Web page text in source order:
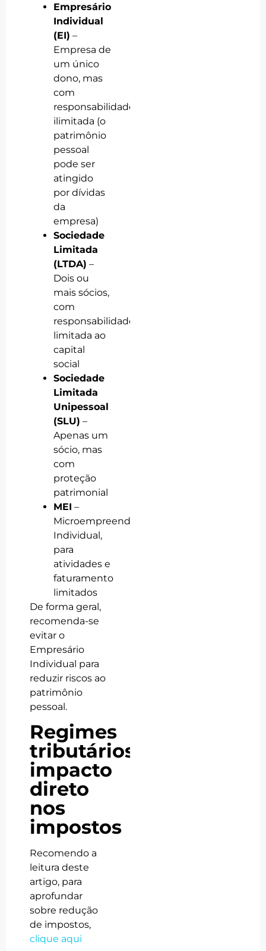
Empresário
Individual
(EI) –
Empresa de
um único
dono, mas
com
responsabilidade
ilimitada (o
patrimônio
pessoal
pode ser
atingido
por dívidas
da
empresa)
Sociedade
Limitada
(LTDA) –
Dois ou
mais sócios,
com
responsabilidade
limitada ao
capital
social
Sociedade
Limitada
Unipessoal
(SLU) –
Apenas um
sócio, mas
com
proteção
patrimonial
MEI –
Microempreendedor
Individual,
para
atividades e
faturamento
limitados
De forma geral,
recomenda-se
evitar o
Empresário
Individual para
reduzir riscos ao
patrimônio
pessoal.
Regimes
tributários:
impacto
direto
nos
impostos
Recomendo a
leitura deste
artigo, para
aprofundar
sobre redução
de impostos,
clique aqui